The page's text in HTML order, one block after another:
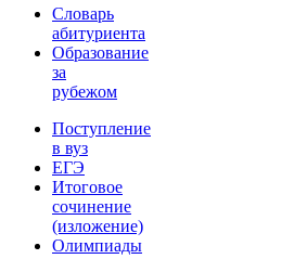
Словарь
абитуриента
Образование
за
рубежом
Поступление
в вуз
ЕГЭ
Итоговое
сочинение
(изложение)
Олимпиады